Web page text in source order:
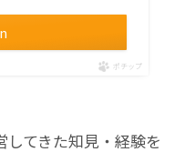
ポチップ
してきた知見・経験を